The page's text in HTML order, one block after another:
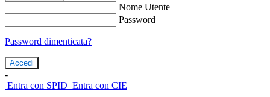
Nome Utente
Password
Password dimenticata?
-
Entra con SPID Entra con CIE